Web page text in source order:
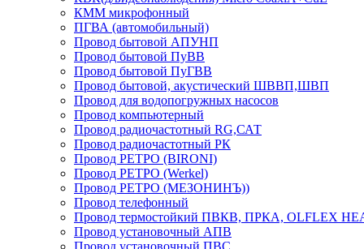
КММ микрофонный
ПГВА (автомобильный)
Провод бытовой АПУНП
Провод бытовой ПуВВ
Провод бытовой ПуГВВ
Провод бытовой, акустический ШВВП,ШВП
Провод для водопогружных насосов
Провод компьютерный
Провод радиочастотный RG,САТ
Провод радиочастотный РК
Провод РЕТРО (BIRONI)
Провод РЕТРО (Werkel)
Провод РЕТРО (МЕЗОНИНЪ))
Провод телефонный
Провод термостойкий ПВКВ, ПРКА, OLFLEX
Провод установочный АПВ